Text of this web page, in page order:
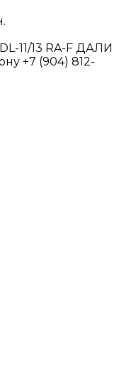
11/13 RA-F ДАЛИ
+7 (904) 812-